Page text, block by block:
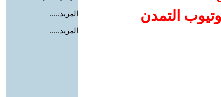
التمدن
المزيد.....
المزيد.....